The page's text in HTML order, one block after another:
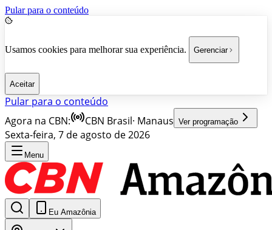
Pular para o conteúdo
Usamos cookies para melhorar sua experiência. Gerenciar
Aceitar
Pular para o conteúdo
Agora na CBN:
CBN Brasil· Manaus Ver programação
Sexta-feira, 7 de agosto de 2026
Menu
Eu Amazônia